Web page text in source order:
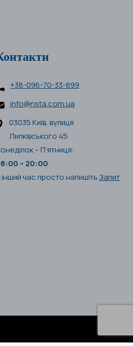
+38-096-70-33-899
info@nsta.com.ua
03035 Київ, вулиця
Липківського 45
– П’ятниця:
– 20:00
час просто напишітьЗапит